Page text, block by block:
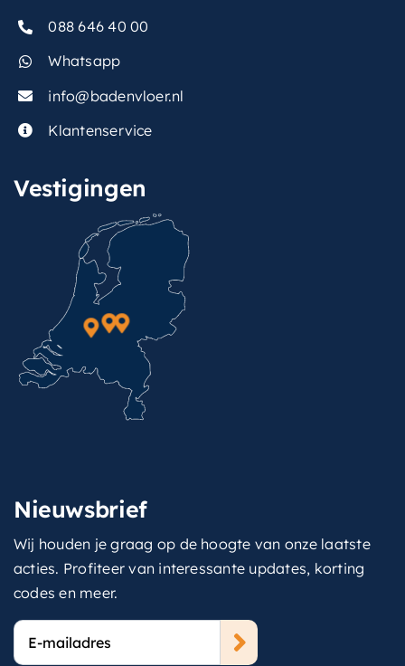
088 646 40 00
Whatsapp
info@badenvloer.nl
Klantenservice
Vestigingen
Nieuwsbrief
Wij houden je graag op de hoogte van onze laatste
acties. Profiteer van interessante updates, korting
codes en meer.
E-
mailadres